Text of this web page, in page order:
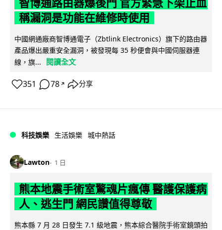
智博通路由器爆後門 官方緊急下架止血
稱漏洞是功能在維修時使用
中國網通廠商智博通電子（Zbtlink Electronics）旗下的路由器
產品爆出嚴重安全漏洞，被發現每 35 秒便會與中國伺服器連
線，旗...
閱讀全文
351 78 ↗ 分享
科技娛樂 生活娛樂 城中熱話
Lawton 1 日
熊本地震手術室驚魂片瘋傳 醫護保護病
人、逃生門 網民讚值得尊敬
熊本縣 7 月 28 日發生 7.1 級地震，熊本綜合醫院手術室鏡頭拍